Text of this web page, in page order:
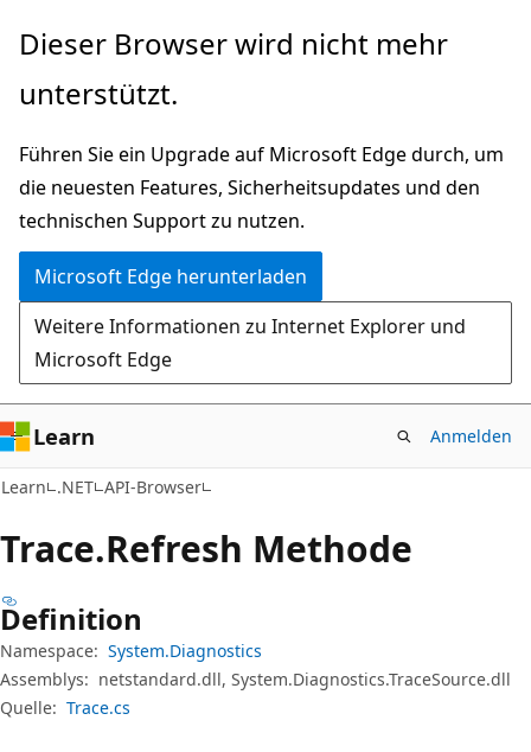
Zu
wechseln
Zur
springen
Dieser Browser wird nicht mehr
unterstützt.
Führen Sie ein Upgrade auf Microsoft Edge durch, um
die neuesten Features, Sicherheitsupdates und den
technischen Support zu nutzen.
Microsoft Edge herunterladen
Weitere Informationen zu Internet Explorer und
Microsoft Edge
Learn Anmelden
Learn .NET API-Browser
Trace.Refresh Methode
Definition
Namespace: System.Diagnostics
Assemblys: netstandard.dll, System.Diagnostics.TraceSource.dll
Quelle: Trace.cs